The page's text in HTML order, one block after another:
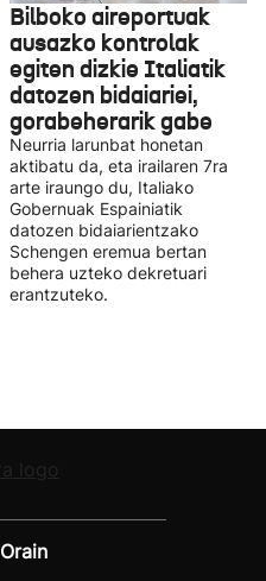
Bilboko aireportuak
ausazko kontrolak
egiten dizkie Italiatik
datozen bidaiariei,
gorabeherarik gabe
Neurria larunbat honetan
aktibatu da, eta irailaren 7ra
arte iraungo du, Italiako
Gobernuak Espainiatik
datozen bidaiarientzako
Schengen eremua bertan
behera uzteko dekretuari
erantzuteko.
Orain